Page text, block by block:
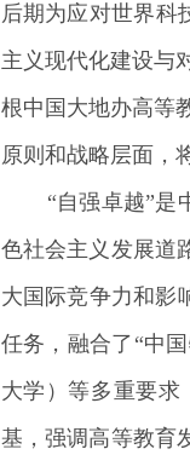
后期为应对世界科
主义现代化建设与
根中国大地办高等
原则和战略层面，
“自强卓越”是
色社会主义发展道
大国际竞争力和影
任务，融合了“中
大学）等多重要求
基，强调高等教育